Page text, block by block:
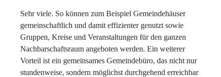
Sehr viele. So können zum Beispiel Gemeindehäuser
gemeinschaftlich und damit effizienter genutzt sowie
Gruppen, Kreise und Veranstaltungen für den ganzen
Nachbarschaftsraum angeboten werden. Ein weiterer
Vorteil ist ein gemeinsames Gemeindebüro, das nicht nur
stundenweise, sondern möglichst durchgehend erreichbar